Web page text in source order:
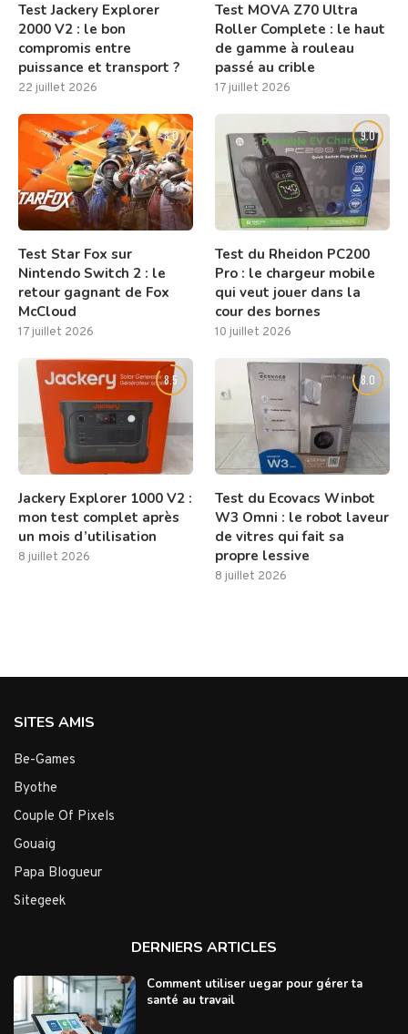
Test Jackery Explorer
2000 V2 : le bon
compromis entre
puissance et transport ?
22 juillet 2026
Test MOVA Z70 Ultra
Roller Complete : le haut
de gamme à rouleau
passé au crible
17 juillet 2026
8.0
Test Star Fox sur
Nintendo Switch 2 : le
retour gagnant de Fox
McCloud
17 juillet 2026
9.0
Test du Rheidon PC200
Pro : le chargeur mobile
qui veut jouer dans la
cour des bornes
10 juillet 2026
8.5
Jackery Explorer 1000 V2 :
mon test complet après
un mois d’utilisation
8 juillet 2026
8.0
Test du Ecovacs Winbot
W3 Omni : le robot laveur
de vitres qui fait sa
propre lessive
8 juillet 2026
SITES AMIS
Be-Games
Byothe
Couple Of Pixels
Gouaig
Papa Blogueur
Sitegeek
DERNIERS ARTICLES
Comment utiliser uegar pour gérer ta
santé au travail